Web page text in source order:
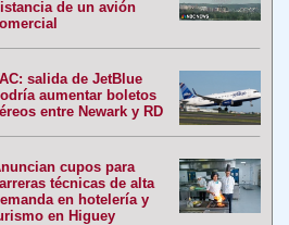
de un avión
salida de JetBlue
aumentar boletos
entre Newark y RD
cupos para
técnicas de alta
en hotelería y
en Higuey